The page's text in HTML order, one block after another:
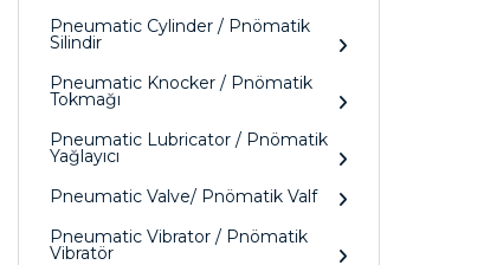
Pneumatic Cylinder / Pnömatik
Silindir
Pneumatic Knocker / Pnömatik
Tokmağı
Pneumatic Lubricator / Pnömatik
Yağlayıcı
Pneumatic Valve/ Pnömatik Valf
Pneumatic Vibrator / Pnömatik
Vibratör